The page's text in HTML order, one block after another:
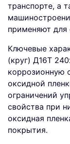
транспорте, а
применяют для
Ключевые
(круг) Д16Т
коррозионную
оксидной
ограничений
свойства при
оксидная
покрытия.